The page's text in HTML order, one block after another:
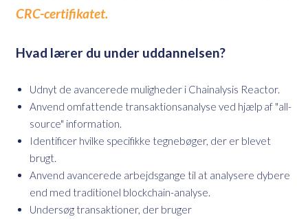
CRC-certifikatet.
Hvad lærer du under uddannelsen?
Udnyt de avancerede muligheder i Chainalysis Reactor.
Anvend omfattende transaktionsanalyse ved hjælp af "all-
source" information.
Identificer hvilke specifikke tegnebøger, der er blevet
brugt.
Anvend avancerede arbejdsgange til at analysere dybere
end med traditionel blockchain-analyse.
Undersøg transaktioner, der bruger